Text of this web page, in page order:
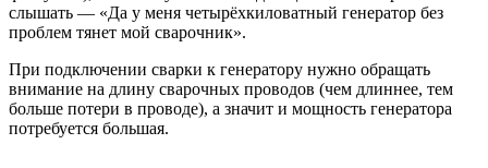
слышать — «Да у меня четырёхкиловатный генератор без
проблем тянет мой сварочник».
При подключении сварки к генератору нужно обращать
внимание на длину сварочных проводов (чем длиннее, тем
больше потери в проводе), а значит и мощность генератора
потребуется большая.